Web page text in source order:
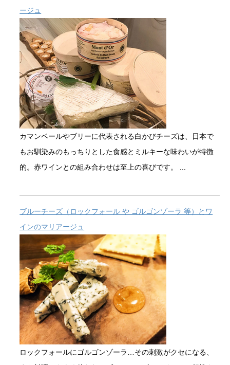
ージュ
カマンベールやブリーに代表される白かびチーズは、日本で
もお馴染みのもっちりとした食感とミルキーな味わいが特徴
的。赤ワインとの組み合わせは至上の喜びです。 ...
ブルーチーズ（ロックフォール や ゴルゴンゾーラ 等）とワ
インのマリアージュ
ロックフォールにゴルゴンゾーラ…その刺激がクセになる、